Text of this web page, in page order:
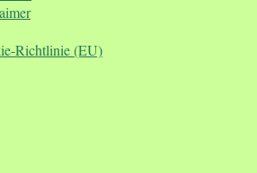
Richtlinie (EU)